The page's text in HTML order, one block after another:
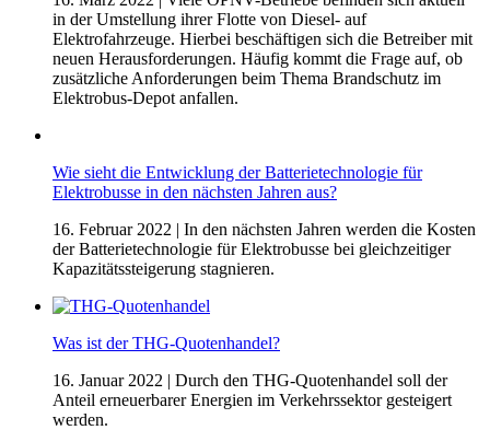
in der Umstellung ihrer Flotte von Diesel- auf
Elektrofahrzeuge. Hierbei beschäftigen sich die Betreiber mit
neuen Herausforderungen. Häufig kommt die Frage auf, ob
zusätzliche Anforderungen beim Thema Brandschutz im
Elektrobus-Depot anfallen.
Wie sieht die Entwicklung der Batterietechnologie für
Elektrobusse in den nächsten Jahren aus?
16. Februar 2022 | In den nächsten Jahren werden die Kosten
der Batterietechnologie für Elektrobusse bei gleichzeitiger
Kapazitätssteigerung stagnieren.
Was ist der THG-Quotenhandel?
16. Januar 2022 | Durch den THG-Quotenhandel soll der
Anteil erneuerbarer Energien im Verkehrssektor gesteigert
werden.